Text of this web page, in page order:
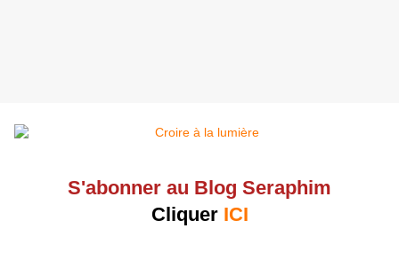
S'abonner au Blog Seraphim
Cliquer ICI